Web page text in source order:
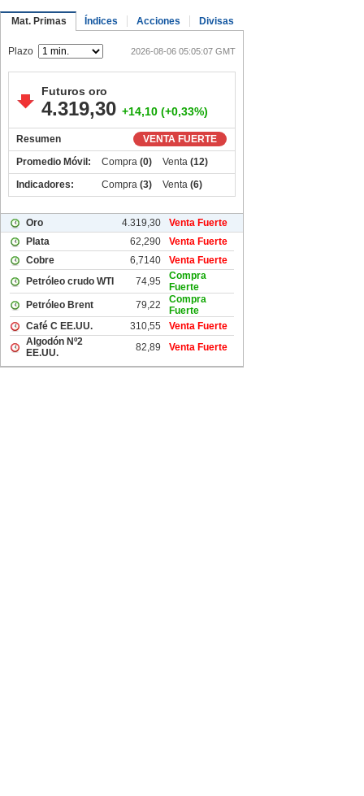
Mat. Primas Índices Acciones Divisas
Plazo 2026-08-06 05:05:07 GMT
Futuros oro
4.319,30 +14,10 (+0,33%)
Resumen
VENTA FUERTE
Promedio Móvil:
Compra (0) Venta (12)
Indicadores:
Compra (3) Venta (6)
Oro 4.319,30
Venta Fuerte
Plata
62,290
Venta Fuerte
Cobre
6,7140
Venta Fuerte
Petróleo crudo WTI
74,95
Compra
Fuerte
Petróleo Brent
79,22
Compra
Fuerte
Café C EE.UU.
310,55
Venta Fuerte
Algodón Nº2
EE.UU.
82,89 Venta Fuerte